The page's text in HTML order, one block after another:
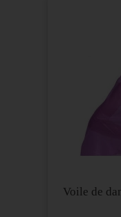
Voile de